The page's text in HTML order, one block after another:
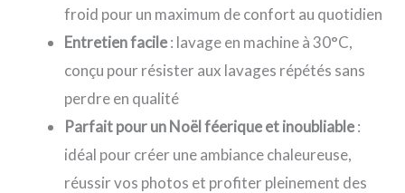
froid pour un maximum de confort au quotidien
Entretien facile: lavage en machine à 30°C,
conçu pour résister aux lavages répétés sans
perdre en qualité
Parfait pour un Noël féerique et inoubliable:
idéal pour créer une ambiance chaleureuse,
réussir vos photos et profiter pleinement des